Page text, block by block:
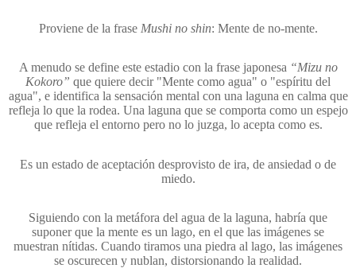
Proviene de la frase Mushi no shin: Mente de no-mente.
A menudo se define este estadio con la frase japonesa “Mizu no
Kokoro” que quiere decir "Mente como agua" o "espíritu del
agua", e identifica la sensación mental con una laguna en calma que
refleja lo que la rodea. Una laguna que se comporta como un espejo
que refleja el entorno pero no lo juzga, lo acepta como es.
Es un estado de aceptación desprovisto de ira, de ansiedad o de
miedo.
Siguiendo con la metáfora del agua de la laguna, habría que
suponer que la mente es un lago, en el que las imágenes se
muestran nítidas. Cuando tiramos una piedra al lago, las imágenes
se oscurecen y nublan, distorsionando la realidad.